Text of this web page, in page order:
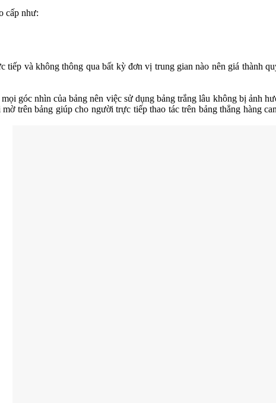
cấp như:
tiếp và không thông qua bất kỳ đơn vị trung gian nào nên giá thành
góc nhìn của bảng nên việc sử dụng bảng trắng lâu không bị ảnh
trên bảng giúp cho người trực tiếp thao tác trên bảng thẳng hàng